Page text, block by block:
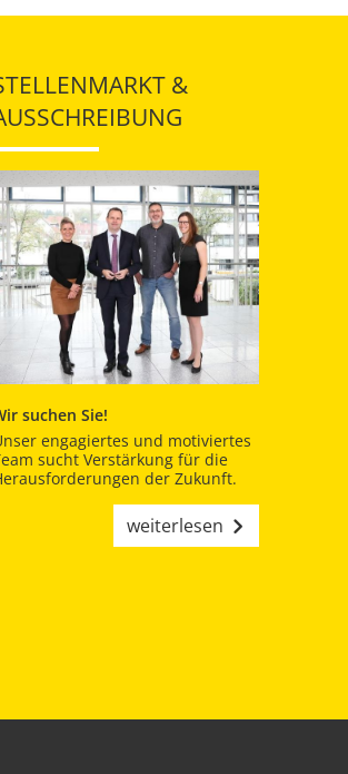
&
suchen Sie!
engagiertes und motiviertes
sucht Verstärkung für die
der Zukunft.
weiterlesen